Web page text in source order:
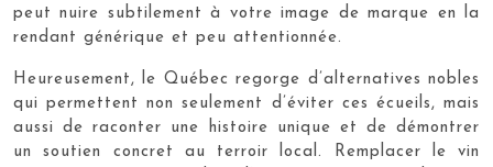
peut nuire subtilement à votre image de marque en la
rendant générique et peu attentionnée.
Heureusement, le Québec regorge d’alternatives nobles
qui permettent non seulement d’éviter ces écueils, mais
aussi de raconter une histoire unique et de démontrer
un soutien concret au terroir local. Remplacer le vin